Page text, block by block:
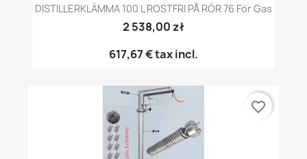
DISTILLERKLÄMMA 100 L ROSTFRI PÅ RÖR 76 För Gas
2 538,00 zł
617,67 €tax incl.
favorite_border